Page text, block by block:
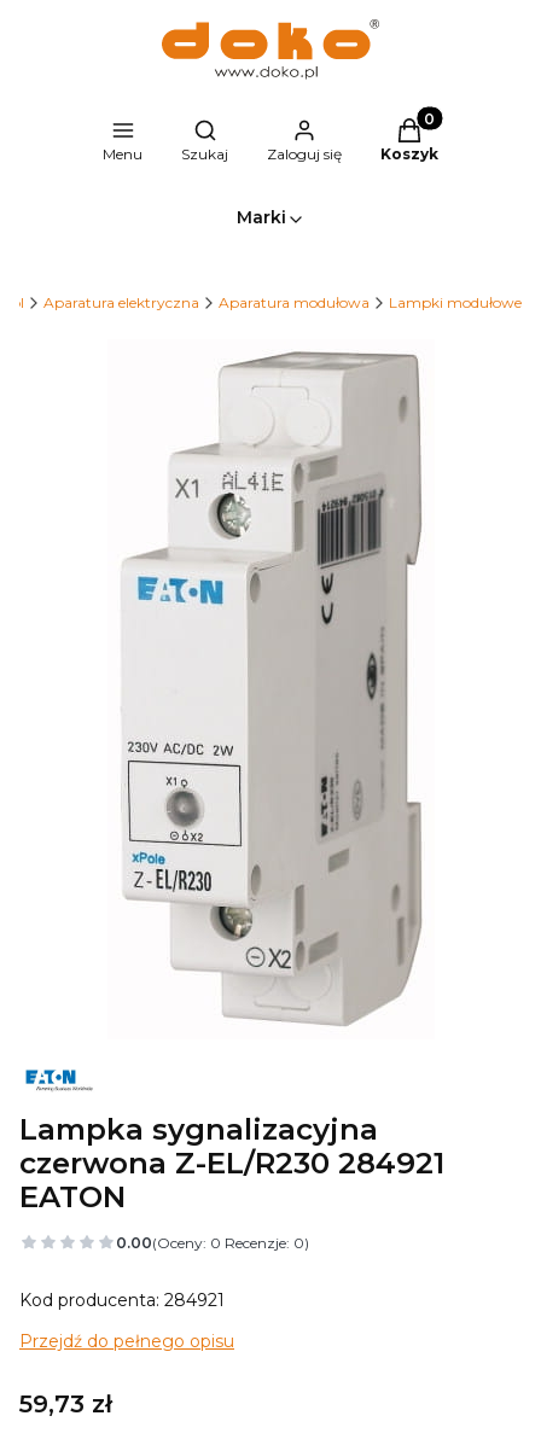
Menu
Otwórz wyszukiwarkę
Szukaj Zaloguj się
Produkty w
Koszyk
Marki
Aparatura elektryczna Aparatura modułowa Lampki modułowe
Lampka sygnalizacyjna
czerwona Z-EL/R230 284921
EATON
0.00(Oceny: 0 Recenzje: 0)
Kod producenta: 284921
Przejdź do pełnego opisu
Cena
59,73 zł